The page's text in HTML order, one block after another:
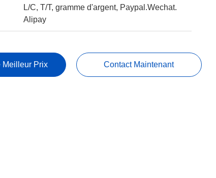
L/C, T/T, gramme d'argent, Paypal.Wechat.
Alipay
Meilleur Prix Contact Maintenant